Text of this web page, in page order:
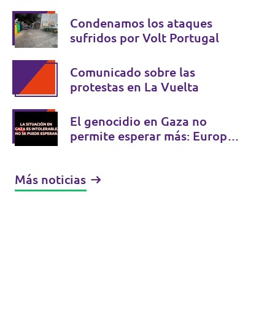
Condenamos los ataques
sufridos por Volt Portugal
Comunicado sobre las
protestas en La Vuelta
El genocidio en Gaza no
permite esperar más: Europa
Más noticias